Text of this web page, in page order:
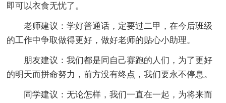
即可以衣食无忧了。
老师建议：学好普通话，定要过二甲，在今后班级
的工作中争取做得更好，做好老师的贴心小助理。
朋友建议：我们都是同自己赛跑的人们，为了更好
的明天而拼命努力，前方没有终点，我们要永不停息。
同学建议：无论怎样，我们一直在一起，为将来而